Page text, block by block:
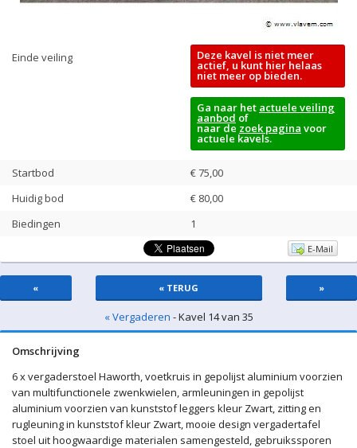
Einde veiling Deze kavel is niet meer
actief, u kunt hier helaas
niet meer op bieden.
Ga naar het actuele veiling
aanbod of
naar de zoek pagina voor
actuele kavels.
Startbod
€ 75,00
Huidig bod
€ 80,00
Biedingen
1
E-Mail
« « TERUG »
« Vergaderen - Kavel 14 van 35
Omschrijving
6 x vergaderstoel Haworth, voetkruis in gepolijst aluminium voorzien
van multifunctionele zwenkwielen, armleuningen in gepolijst
aluminium voorzien van kunststof leggers kleur Zwart, zitting en
rugleuning in kunststof kleur Zwart, mooie design vergadertafel
stoel uit hoogwaardige materialen samengesteld, gebruikssporen